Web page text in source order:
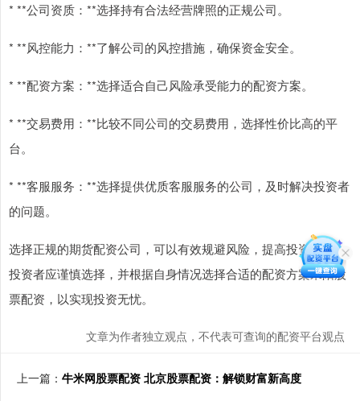
* **公司资质：**选择持有合法经营牌照的正规公司。
* **风控能力：**了解公司的风控措施，确保资金安全。
* **配资方案：**选择适合自己风险承受能力的配资方案。
* **交易费用：**比较不同公司的交易费用，选择性价比高的平
台。
* **客服服务：**选择提供优质客服服务的公司，及时解决投资者
的问题。
选择正规的期货配资公司，可以有效规避风险，提高投资收益。
投资者应谨慎选择，并根据自身情况选择合适的配资方案耒阳股
票配资，以实现投资无忧。
文章为作者独立观点，不代表可查询的配资平台观点
上一篇： 牛米网股票配资 北京股票配资：解锁财富新高度